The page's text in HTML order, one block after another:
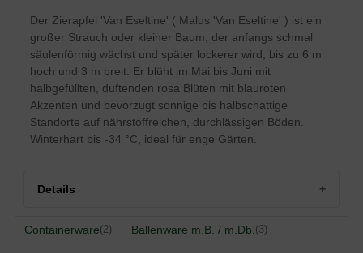
Wuchshöhe
bis zu 6 m
Sommergrün, spitz-eiförmig bis länglich,
gesägter Rand, dunkelgrün, ca. 8 cm lang
Frucht
Gelb, sonnenseits orangerot, bis zu 3 cm
dick
Blüte
Rosa mit blauroten Akzenten, innen
zartrosa, halbgefüllt, ca. 4 cm breit
Blütezeit
Mai bis Juni
Boden
Der Zierapfel 'Van Eseltine' ( Malus 'Van Eseltine' ) ist ein
großer Strauch oder kleiner Baum, der anfangs schmal
säulenförmig wächst und später lockerer wird, bis zu 6 m
hoch und 3 m breit. Er blüht im Mai bis Juni mit
halbgefüllten, duftenden rosa Blüten mit blauroten
Akzenten und bevorzugt sonnige bis halbschattige
Standorte auf nährstoffreichen, durchlässigen Böden.
Winterhart bis -34 °C, ideal für enge Gärten.
Details
Containerware(2) Ballenware m.B. / m.Db. (3)